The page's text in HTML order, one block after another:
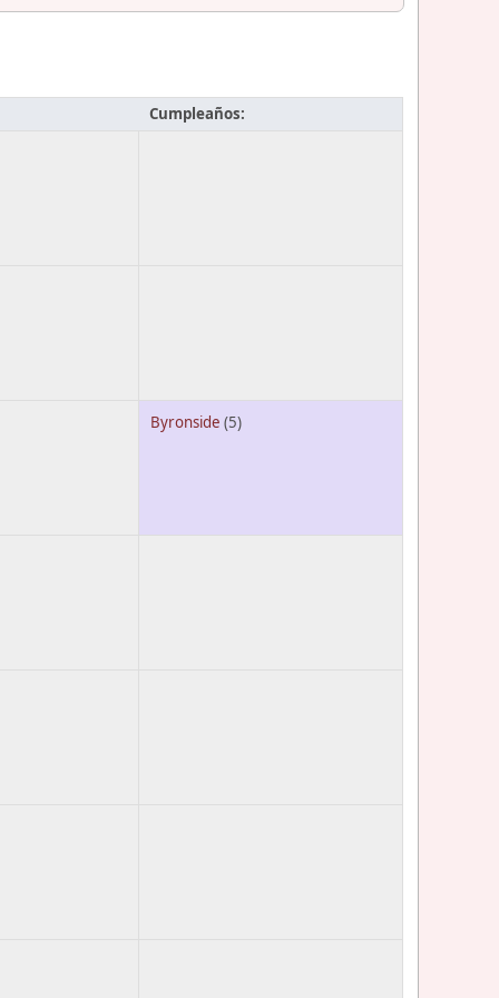
Cumpleaños:
Byronside (5)